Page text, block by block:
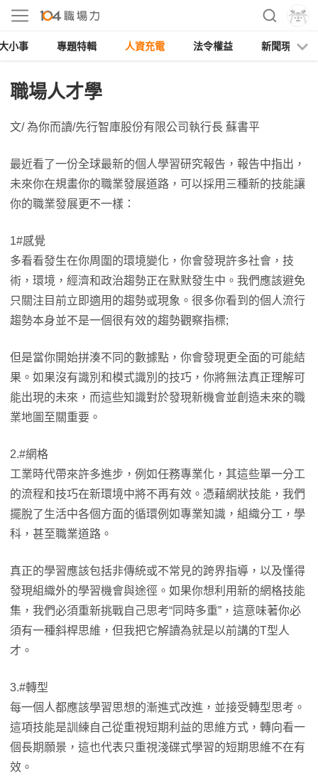
小事 專題特輯 人資充電 法令權益 新聞現場
職場人才學
文/ 為你而讀/先行智庫股份有限公司執行長 蘇書平
最近看了一份全球最新的個人學習研究報告，報告中指出，
未來你在規畫你的職業發展道路，可以採用三種新的技能讓
你的職業發展更不一樣：
1#感覺
多看看發生在你周圍的環境變化，你會發現許多社會，技
術，環境，經濟和政治趨勢正在默默發生中。我們應該避免
只關注目前立即適用的趨勢或現象。很多你看到的個人流行
趨勢本身並不是一個很有效的趨勢觀察指標;
但是當你開始拼湊不同的數據點，你會發現更全面的可能結
果。如果沒有識別和模式識別的技巧，你將無法真正理解可
能出現的未來，而這些知識對於發現新機會並創造未來的職
業地圖至關重要。
2.#網格
工業時代帶來許多進步，例如任務專業化，其這些單一分工
的流程和技巧在新環境中將不再有效。憑藉網狀技能，我們
擺脫了生活中各個方面的循環例如專業知識，組織分工，學
科，甚至職業道路。
真正的學習應該包括非傳統或不常見的跨界指導，以及懂得
發現組織外的學習機會與途徑。如果你想利用新的網格技能
集，我們必須重新挑戰自己思考“同時多重”，這意味著你必
須有一種斜桿思維，但我把它解讀為就是以前講的T型人
才。
3.#轉型
每一個人都應該學習思想的漸進式改進，並接受轉型思考。
這項技能是訓練自己從重視短期利益的思維方式，轉向看一
個長期願景，這也代表只重視淺碟式學習的短期思維不在有
效。